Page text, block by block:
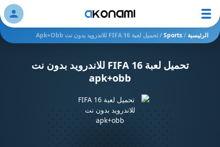
الرئيسية /
Sports
/تحميل لعبة FIFA 16 للاندرويد بدون نت Apk+obb
تحميل لعبة FIFA 16 للاندرويد بدون نت
apk+obb